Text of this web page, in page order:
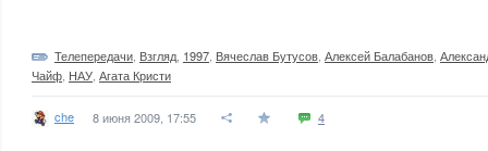
Телепередачи Взгляд 1997 Вячеслав Бутусов Алексей Балабанов
Чайф НАУ Агата Кристи
che 8 июня 2009, 17:55 4